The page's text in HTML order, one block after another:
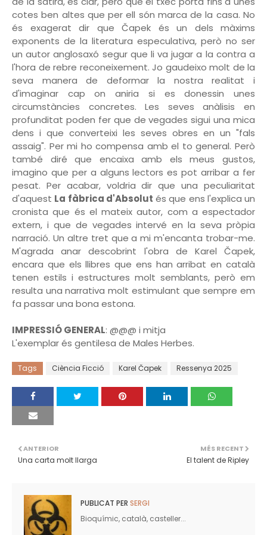
cotes ben altes que per ell són marca de la casa. No
és exagerat dir que Čapek és un dels màxims
exponents de la literatura especulativa, però no ser
un autor anglosaxó segur que li va jugar a la contra a
l'hora de rebre reconeixement. Jo gaudeixo molt de la
seva manera de deformar la nostra realitat i
d'imaginar cap on aniria si es donessin unes
circumstàncies concretes. Les seves anàlisis en
profunditat poden fer que de vegades sigui una mica
dens i que converteixi les seves obres en un "fals
assaig". Per mi ho compensa amb el to general. Però
també diré que encaixa amb els meus gustos,
imagino que per a alguns lectors es pot arribar a fer
pesat. Per acabar, voldria dir que una peculiaritat
d'aquest La fàbrica d'Absolut és que ens l'explica un
cronista que és el mateix autor, com a espectador
extern, i que de vegades intervé en la seva pròpia
narració. Un altre tret que a mi m'encanta trobar-me.
M'agrada anar descobrint l'obra de Karel Čapek,
encara que els llibres que ens han arribat en català
tenen estils i estructures molt semblants, però em
resulta una narrativa molt estimulant que sempre em
fa passar una bona estona.
IMPRESSIÓ GENERAL: @@@ i mitja
L'exemplar és gentilesa de Males Herbes.
Tags Ciència Ficció Karel Čapek Ressenya 2025
MÉS RECENT
El talent de Ripley
ANTERIOR
Una carta molt llarga
PUBLICAT PER SERGI
Bioquímic, català, casteller...